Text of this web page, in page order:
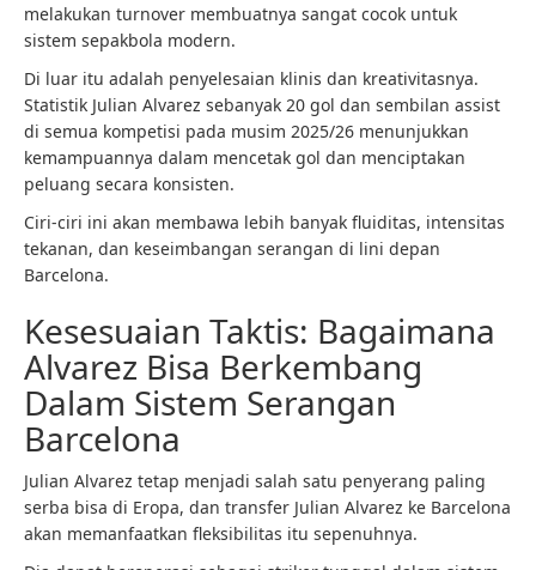
melakukan turnover membuatnya sangat cocok untuk
sistem sepakbola modern.
Di luar itu adalah penyelesaian klinis dan kreativitasnya.
Statistik Julian Alvarez sebanyak 20 gol dan sembilan assist
di semua kompetisi pada musim 2025/26 menunjukkan
kemampuannya dalam mencetak gol dan menciptakan
peluang secara konsisten.
Ciri-ciri ini akan membawa lebih banyak fluiditas, intensitas
tekanan, dan keseimbangan serangan di lini depan
Barcelona.
Kesesuaian Taktis: Bagaimana
Alvarez Bisa Berkembang
Dalam Sistem Serangan
Barcelona
Julian Alvarez tetap menjadi salah satu penyerang paling
serba bisa di Eropa, dan transfer Julian Alvarez ke Barcelona
akan memanfaatkan fleksibilitas itu sepenuhnya.